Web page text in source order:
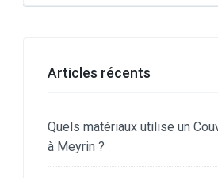
Articles récents
Quels matériaux utilise un
à Meyrin ?